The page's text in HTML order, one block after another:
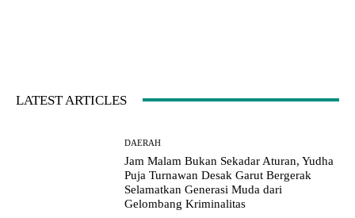
LATEST ARTICLES
DAERAH
Jam Malam Bukan Sekadar Aturan, Yudha
Puja Turnawan Desak Garut Bergerak
Selamatkan Generasi Muda dari
Gelombang Kriminalitas